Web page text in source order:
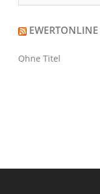
EWERTONLINE
Ohne Titel